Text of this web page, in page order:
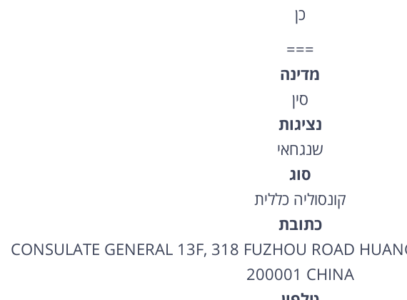
כן
===
מדינה
סין
נציגות
שנגחאי
סוג
קונסוליה כללית
כתובת
CONSULATE GENERAL 13F, 318 FUZHOU ROAD
200001 CHINA